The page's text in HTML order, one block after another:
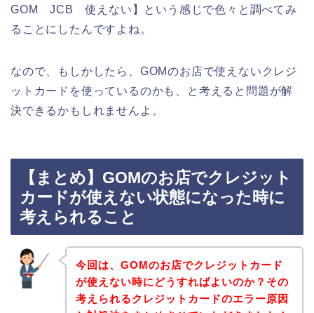
GOM JCB 使えない】という感じで色々と調べてみ
ることにしたんですよね。
なので、もしかしたら、GOMのお店で使えないクレジ
ットカードを使っているのかも、と考えると問題が解
決できるかもしれませんよ。
【まとめ】GOMのお店でクレジット
カードが使えない状態になった時に
考えられること
今回は、GOMのお店でクレジットカード
が使えない時にどうすればよいのか？その
考えられるクレジットカードのエラー原因